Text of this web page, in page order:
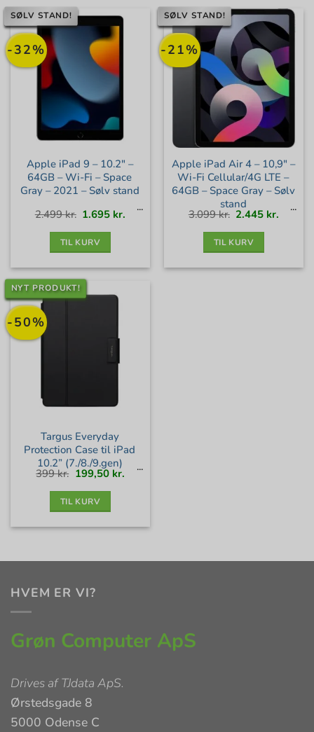
-32%
SØLV STAND!
Apple iPad 9 – 10.2″ –
64GB – Wi-Fi – Space
Gray – 2021 – Sølv stand
2.499kr. Den
oprindelige
pris
1.695 kr. Den
TIL KURV
-21%
SØLV STAND!
Apple iPad Air 4 – 10,9″ –
Wi-Fi Cellular/4G LTE –
64GB – Space Gray – Sølv
stand
3.099kr. Den
oprindelige
pris
2.445 kr. Den
TIL KURV
-50%
NYT PRODUKT!
Targus Everyday
Protection Case til iPad
10.2” (7./8./9.gen)
399kr. Den
oprindelige
pris
199,50 kr.Den
aktuelle
pris
TIL KURV
HVEM ER VI?
Grøn Computer ApS
Drives afTJdata ApS.
Ørstedsgade 8
5000 Odense C